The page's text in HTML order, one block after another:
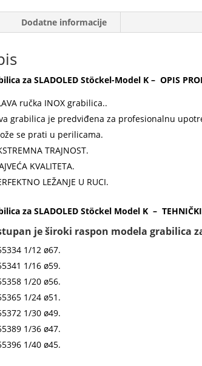
Dodatne informacije
za SLADOLED Stöckel-Model K – OPIS
ručka INOX grabilica..
grabilica je predviđena za profesionalnu
se prati u perilicama.
TRAJNOST.
KVALITETA.
LEŽANJE U RUCI.
za SLADOLED Stöckel Model K –
je široki raspon modela grabilica
1/12 ø67.
1/16 ø59.
1/20 ø56.
1/24 ø51.
1/30 ø49.
1/36 ø47.
1/40 ø45.